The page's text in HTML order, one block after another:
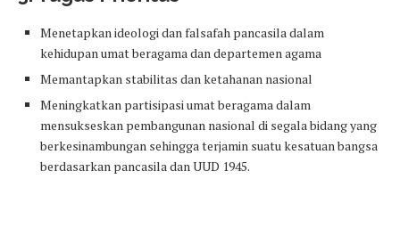
Menetapkan ideologi dan falsafah pancasila dalam
kehidupan umat beragama dan departemen agama
Memantapkan stabilitas dan ketahanan nasional
Meningkatkan partisipasi umat beragama dalam
mensukseskan pembangunan nasional di segala bidang yang
berkesinambungan sehingga terjamin suatu kesatuan bangsa
berdasarkan pancasila dan UUD 1945.